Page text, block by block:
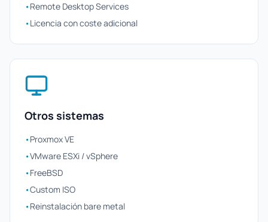
•Remote Desktop Services
•Licencia con coste adicional
Otros sistemas
•Proxmox VE
•VMware ESXi / vSphere
•FreeBSD
•Custom ISO
•Reinstalación bare metal